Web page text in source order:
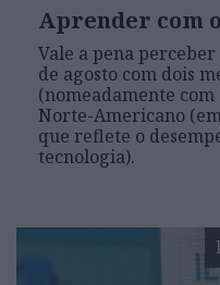
Aprender com
Vale a pena
de agosto com dois
(nomeadamente
Norte-Americano
que reflete o
tecnologia).